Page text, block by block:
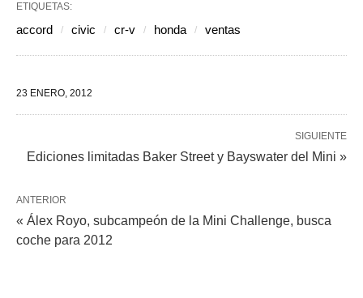
ETIQUETAS:
accord civic cr-v honda ventas
23 ENERO, 2012
SIGUIENTE
Ediciones limitadas Baker Street y Bayswater del Mini »
ANTERIOR
« Álex Royo, subcampeón de la Mini Challenge, busca
coche para 2012